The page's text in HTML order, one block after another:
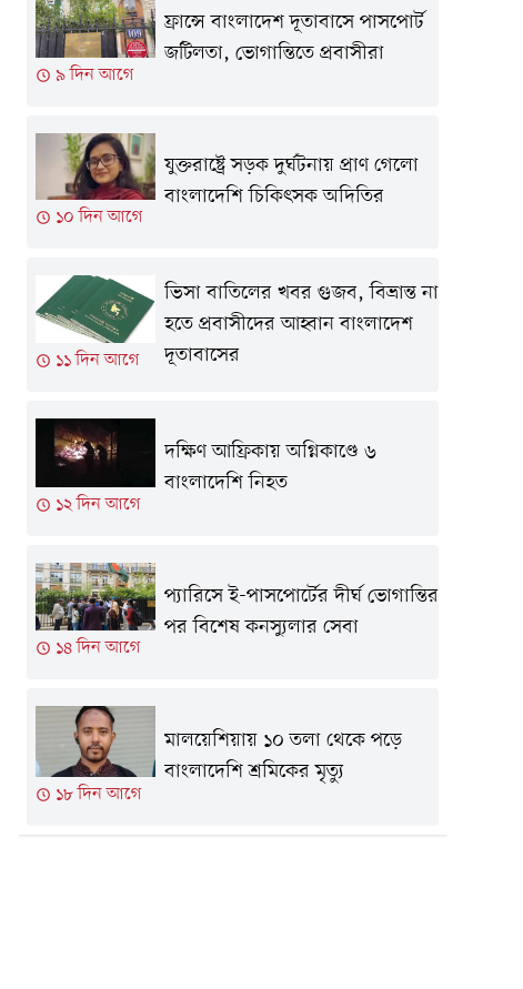
৯ দিন আগে
ফ্রান্সে বাংলাদেশ দূতাবাসে পাসপোর্ট
জটিলতা, ভোগান্তিতে প্রবাসীরা
১০ দিন আগে
যুক্তরাষ্ট্রে সড়ক দুর্ঘটনায় প্রাণ গেলো
বাংলাদেশি চিকিৎসক অদিতির
১১ দিন আগে
ভিসা বাতিলের খবর গুজব, বিভ্রান্ত না
হতে প্রবাসীদের আহ্বান বাংলাদেশ
দূতাবাসের
১২ দিন আগে
দক্ষিণ আফ্রিকায় অগ্নিকাণ্ডে ৬
বাংলাদেশি নিহত
১৪ দিন আগে
প্যারিসে ই-পাসপোর্টের দীর্ঘ ভোগান্তির
পর বিশেষ কনস্যুলার সেবা
১৮ দিন আগে
মালয়েশিয়ায় ১০ তলা থেকে পড়ে
বাংলাদেশি শ্রমিকের মৃত্যু